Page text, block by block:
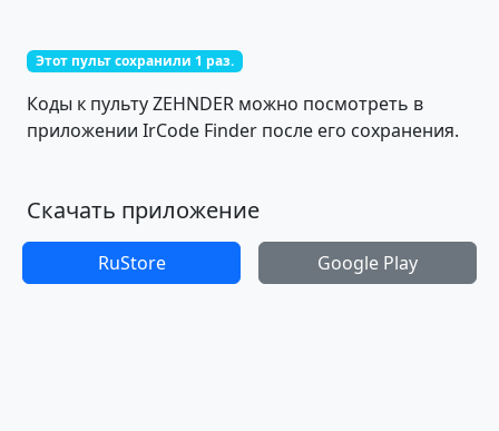
Этот пульт сохранили 1 раз.
Коды к пульту ZEHNDER можно посмотреть в
приложении IrCode Finder после его сохранения.
Скачать приложение
RuStore Google Play